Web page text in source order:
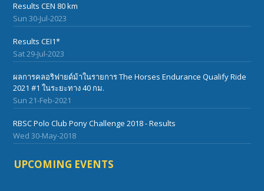
Results CEN 80 km
Sun 30-Jul-2023
Results CEI1*
Sat 29-Jul-2023
ผลการคลอริฟายด์ม้าในรายการ The Horses Endurance Qualify Ride
2021 #1 ในระยะทาง 40 กม.
Sun 21-Feb-2021
RBSC Polo Club Pony Challenge 2018 - Results
Wed 30-May-2018
UPCOMING EVENTS